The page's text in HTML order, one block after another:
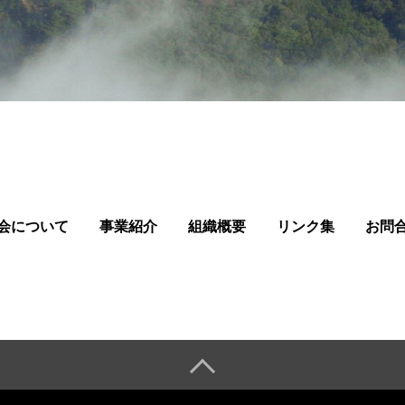
について 事業紹介 組織概要 リンク集 お問